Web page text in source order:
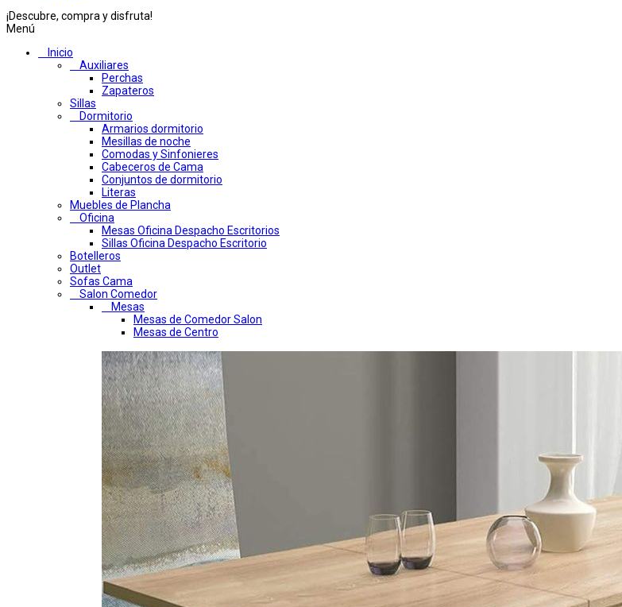
¡Descubre, compra y disfruta!
Menú
Inicio
Auxiliares
Perchas
Zapateros
Sillas
Dormitorio
Armarios dormitorio
Mesillas de noche
Comodas y Sinfonieres
Cabeceros de Cama
Conjuntos de dormitorio
Literas
Muebles de Plancha
Oficina
Mesas Oficina Despacho Escritorios
Sillas Oficina Despacho Escritorio
Botelleros
Outlet
Sofas Cama
Salon Comedor
Mesas
Mesas de Comedor Salon
Mesas de Centro